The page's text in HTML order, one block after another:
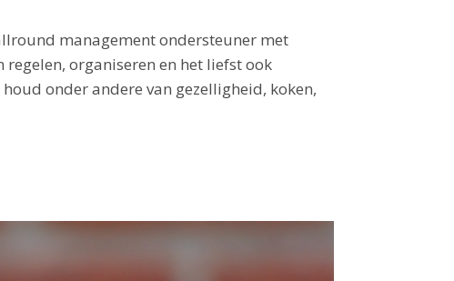
management ondersteuner met
organiseren en het liefst ook
onder andere van gezelligheid, koken,